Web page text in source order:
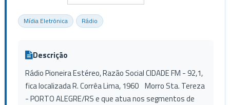
Mídia Eletrônica Rádio
Descrição
Rádio Pioneira Estéreo, Razão Social CIDADE FM - 92,1,
fica localizada R. Corrêa Lima, 1960 Morro Sta. Tereza
- PORTO ALEGRE/RS e que atua nos segmentos de